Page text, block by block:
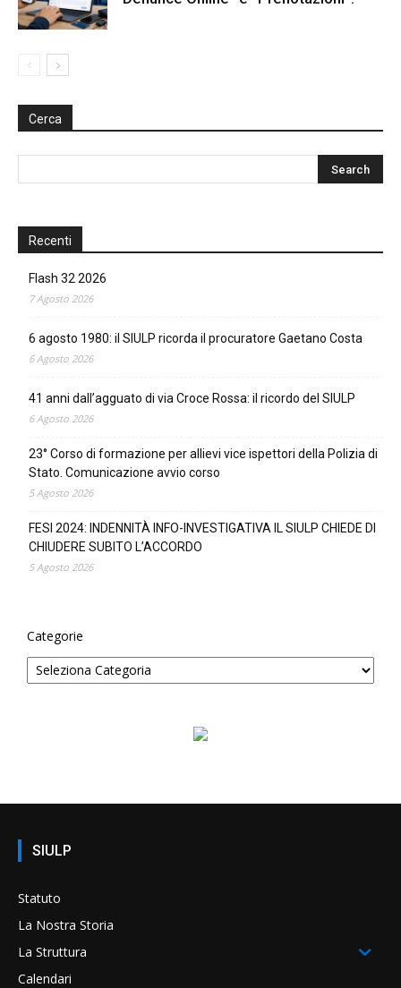
Cerca
Recenti
Flash 32 2026
7 Agosto 2026
6 agosto 1980: il SIULP ricorda il procuratore Gaetano Costa
6 Agosto 2026
41 anni dall’agguato di via Croce Rossa: il ricordo del SIULP
6 Agosto 2026
23° Corso di formazione per allievi vice ispettori della Polizia di
Stato. Comunicazione avvio corso
5 Agosto 2026
FESI 2024: INDENNITÀ INFO-INVESTIGATIVA IL SIULP CHIEDE DI
CHIUDERE SUBITO L’ACCORDO
5 Agosto 2026
Categorie
SIULP
Statuto
La Nostra Storia
La Struttura
Calendari